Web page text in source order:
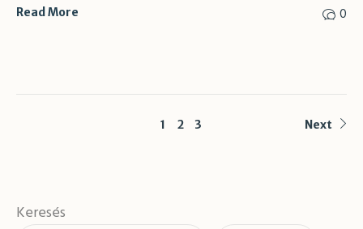
0
Read More
1 2 3 Next
Keresés